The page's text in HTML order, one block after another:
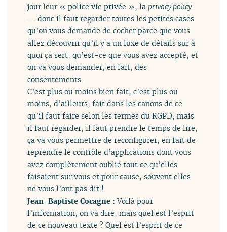
jour leur « police vie privée », la privacy policy
— donc il faut regarder toutes les petites cases
qu’on vous demande de cocher parce que vous
allez découvrir qu’il y a un luxe de détails sur à
quoi ça sert, qu’est-ce que vous avez accepté, et
on va vous demander, en fait, des
consentements.
C’est plus ou moins bien fait, c’est plus ou
moins, d’ailleurs, fait dans les canons de ce
qu’il faut faire selon les termes du RGPD, mais
il faut regarder, il faut prendre le temps de lire,
ça va vous permettre de reconfigurer, en fait de
reprendre le contrôle d’applications dont vous
avez complètement oublié tout ce qu’elles
faisaient sur vous et pour cause, souvent elles
ne vous l’ont pas dit !
Jean-Baptiste Cocagne :Voilà pour
l’information, on va dire, mais quel est l’esprit
de ce nouveau texte ? Quel est l’esprit de ce